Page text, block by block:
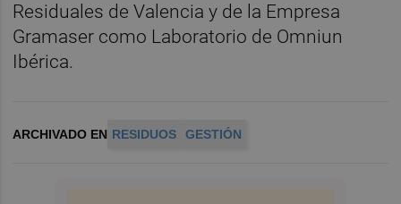
Residuales de Valencia y de la Empresa
Gramaser como Laboratorio de Omniun
Ibérica.
ARCHIVADO EN RESIDUOS GESTIÓN